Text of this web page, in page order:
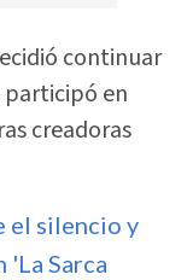
continuar
participó en
creadoras
el silencio y
'La Sarca